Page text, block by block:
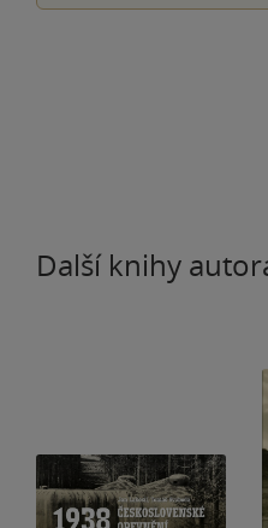
Další knihy